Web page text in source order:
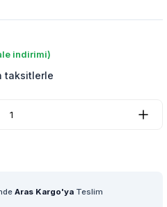
indirimi)
taksitlerle
Aras Kargo'ya Teslim